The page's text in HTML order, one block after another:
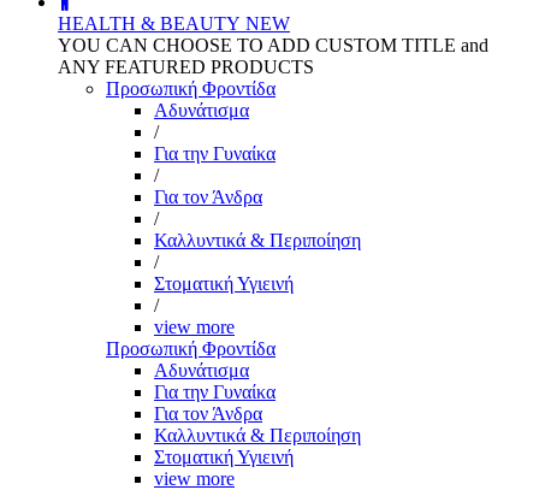
HEALTH & BEAUTY NEW
YOU CAN CHOOSE TO ADD CUSTOM TITLE and
ANY FEATURED PRODUCTS
Προσωπική Φροντίδα
Αδυνάτισμα
/
Για την Γυναίκα
/
Για τον Άνδρα
/
Καλλυντικά & Περιποίηση
/
Στοματική Υγιεινή
/
view more
Προσωπική Φροντίδα
Αδυνάτισμα
Για την Γυναίκα
Για τον Άνδρα
Καλλυντικά & Περιποίηση
Στοματική Υγιεινή
view more